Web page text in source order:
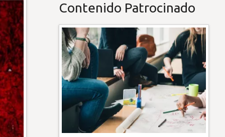
Contenido Patrocinado